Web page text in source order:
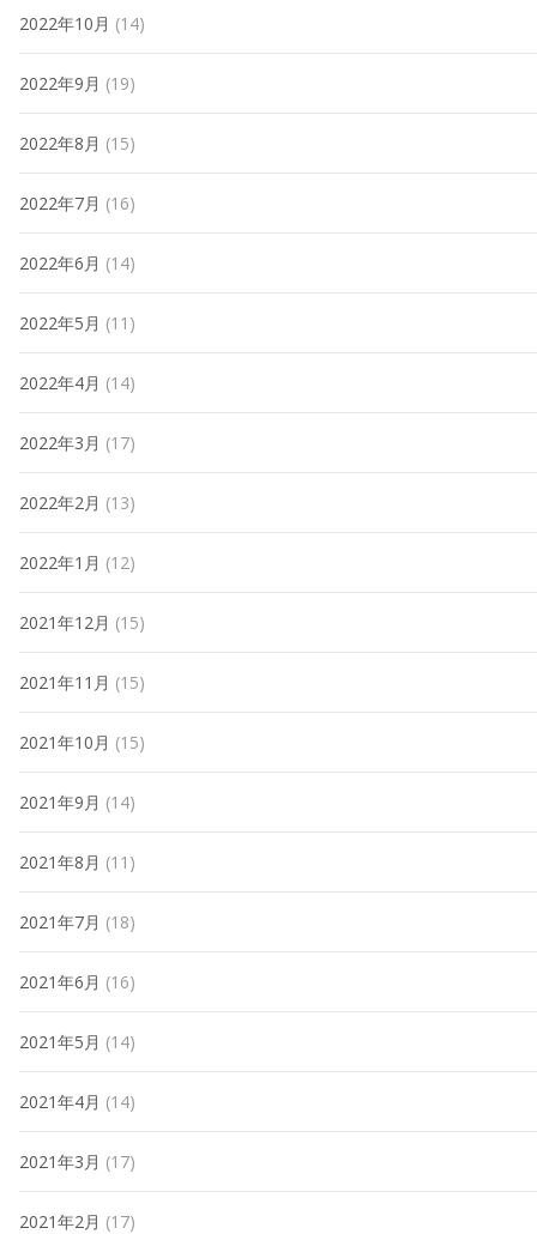
2022年10月 (14)
2022年9月 (19)
2022年8月 (15)
2022年7月 (16)
2022年6月 (14)
2022年5月 (11)
2022年4月 (14)
2022年3月 (17)
2022年2月 (13)
2022年1月 (12)
2021年12月 (15)
2021年11月 (15)
2021年10月 (15)
2021年9月 (14)
2021年8月 (11)
2021年7月 (18)
2021年6月 (16)
2021年5月 (14)
2021年4月 (14)
2021年3月 (17)
2021年2月 (17)